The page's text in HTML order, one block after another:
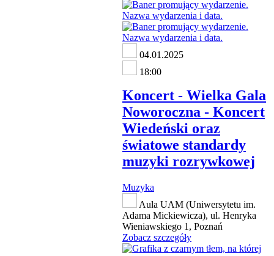
04.01.2025
18:00
Koncert - Wielka Gala
Noworoczna - Koncert
Wiedeński oraz
światowe standardy
muzyki rozrywkowej
Muzyka
Aula UAM (Uniwersytetu im.
Adama Mickiewicza), ul. Henryka
Wieniawskiego 1, Poznań
Zobacz szczegóły